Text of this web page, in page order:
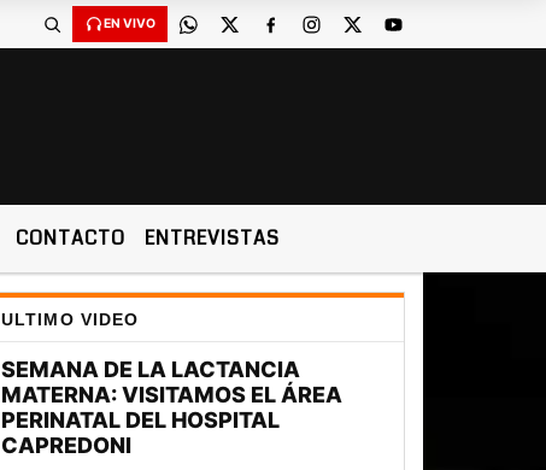
EN VIVO
CONTACTO ENTREVISTAS
ULTIMO VIDEO